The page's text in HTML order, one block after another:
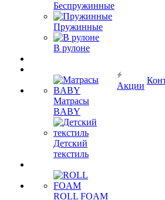
Беспружинные
Пружинные
В рулоне
Матрасы
BABY
Детский
текстиль
ROLL FOAM
Акции